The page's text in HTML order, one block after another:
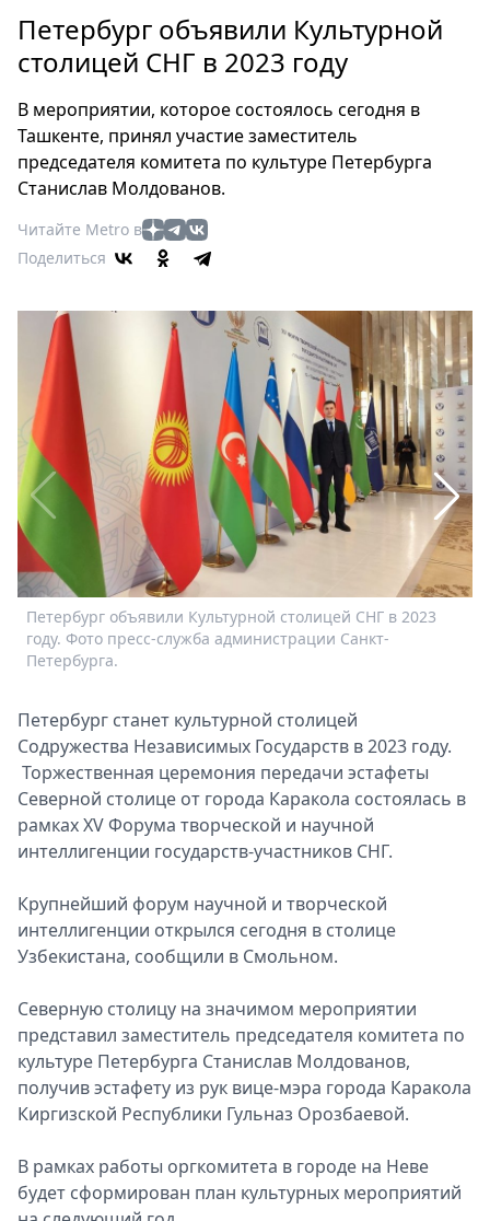
Россия
Мир
Еда
Туризм
Мода
Театр
Кино
Афиша
Книги
Выставки
Пресс-
релизы
Metro
Стримы
Спецпроекты
Звезды
Выборы
2026
Скачай
Metro
Петербург объявили Культурной
столицей СНГ в 2023 году
В мероприятии, которое состоялось сегодня в
Ташкенте, принял участие заместитель
председателя комитета по культуре Петербурга
Станислав Молдованов.
Читайте Metro в
Поделиться
Петербург объявили Культурной столицей СНГ в 2023
году. Фото пресс-служба администрации Санкт-
Петербурга.
Петербург станет культурной столицей
Содружества Независимых Государств в 2023 году.
Торжественная церемония передачи эстафеты
Северной столице от города Каракола состоялась в
рамках XV Форума творческой и научной
интеллигенции государств-участников СНГ.
Крупнейший форум научной и творческой
интеллигенции открылся сегодня в столице
Узбекистана, сообщили в Смольном.
Северную столицу на значимом мероприятии
представил заместитель председателя комитета по
культуре Петербурга Станислав Молдованов,
получив эстафету из рук вице-мэра города Каракола
Киргизской Республики Гульназ Орозбаевой.
В рамках работы оргкомитета в городе на Неве
будет сформирован план культурных мероприятий